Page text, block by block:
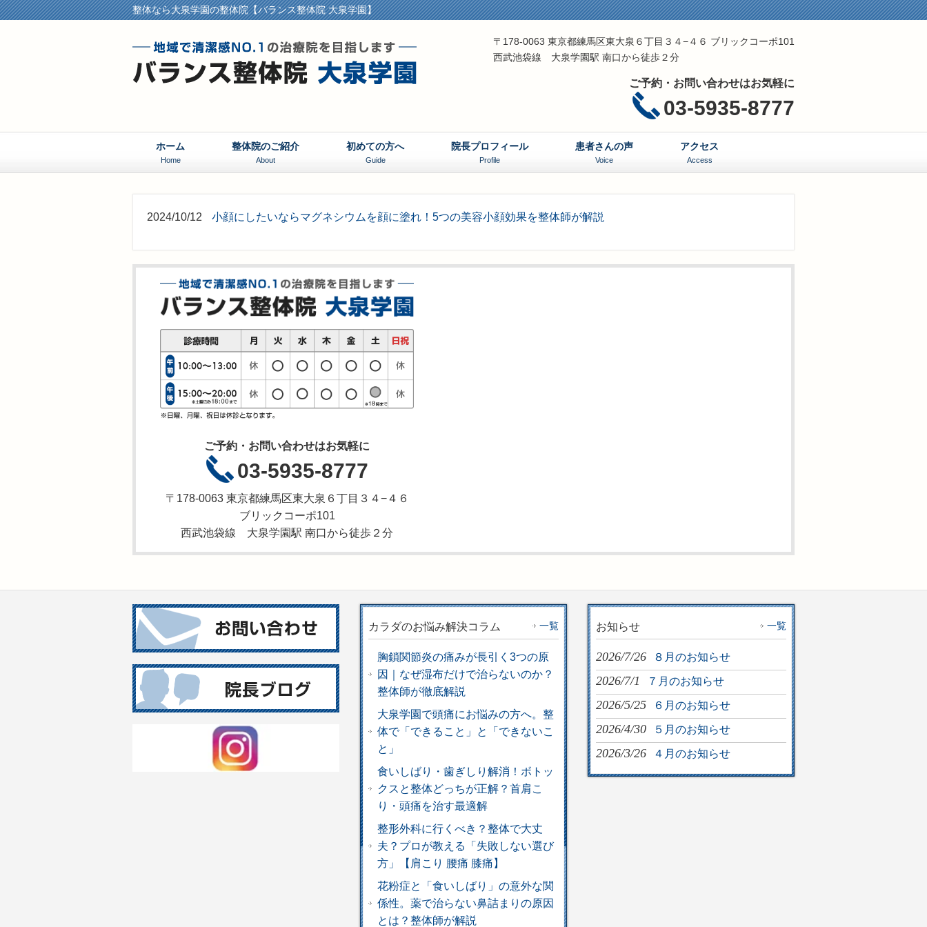
整体なら大泉学園の整体院【バランス整体院 大泉学園】
〒178-0063 東京都練馬区東大泉６丁目３４−４６ ブリックコーポ101
西武池袋線 大泉学園駅 南口から徒歩２分
ご予約・お問い合わせはお気軽に
03-5935-8777
ホーム
Home
整体院のご紹介
About
初めての方へ
Guide
院長プロフィール
Profile
患者さんの声
Voice
アクセス
Access
2024/10/12 小顔にしたいならマグネシウムを顔に塗れ！5つの美容小顔効果を整体師が解説
ご予約・お問い合わせはお気軽に
03-5935-8777
〒178-0063 東京都練馬区東大泉６丁目３４−４６
ブリックコーポ101
西武池袋線 大泉学園駅 南口から徒歩２分
カラダのお悩み解決コラム 一覧
胸鎖関節炎の痛みが長引く3つの原
因｜なぜ湿布だけで治らないのか？
整体師が徹底解説
大泉学園で頭痛にお悩みの方へ。整
体で「できること」と「できないこ
と」
食いしばり・歯ぎしり解消！ボトッ
クスと整体どっちが正解？首肩こ
り・頭痛を治す最適解
整形外科に行くべき？整体で大丈
夫？プロが教える「失敗しない選び
方」【肩こり 腰痛 膝痛】
花粉症と「食いしばり」の意外な関
係性。薬で治らない鼻詰まりの原因
とは？整体師が解説
お知らせ 一覧
2026/7/26 ８月のお知らせ
2026/7/1 ７月のお知らせ
2026/5/25 ６月のお知らせ
2026/4/30 ５月のお知らせ
2026/3/26 ４月のお知らせ